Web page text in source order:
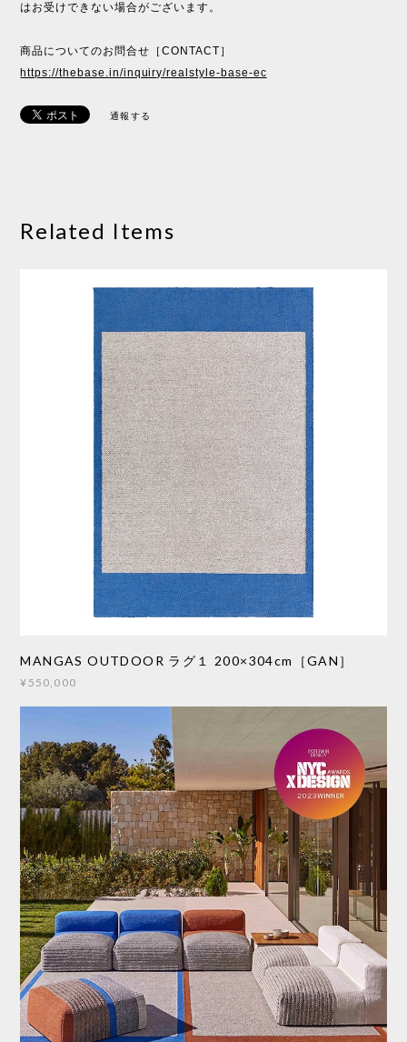
はお受けできない場合がございます。
商品についてのお問合せ［CONTACT］
https://thebase.in/inquiry/realstyle-base-ec
通報する
Related Items
MANGAS OUTDOOR ラグ１ 200×304cm［GAN］
¥550,000